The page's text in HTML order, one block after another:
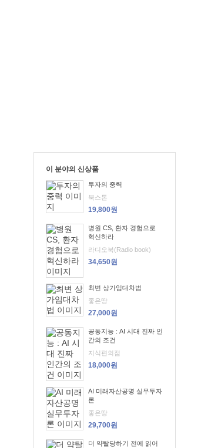
이 분야의 신상품
투자의 중력
북스톤
19,800원
병원 CS, 환자 경험으로
혁신하라
라디오북(Radio book)
34,650원
최변 상가임대차법
좋은땅
27,000원
공동지능 : AI 시대 진짜 인
간의 조건
지식편의점
18,000원
AI 미래자산공명 실무투자
론
좋은땅
29,700원
더 약탈당하기 전에 읽어